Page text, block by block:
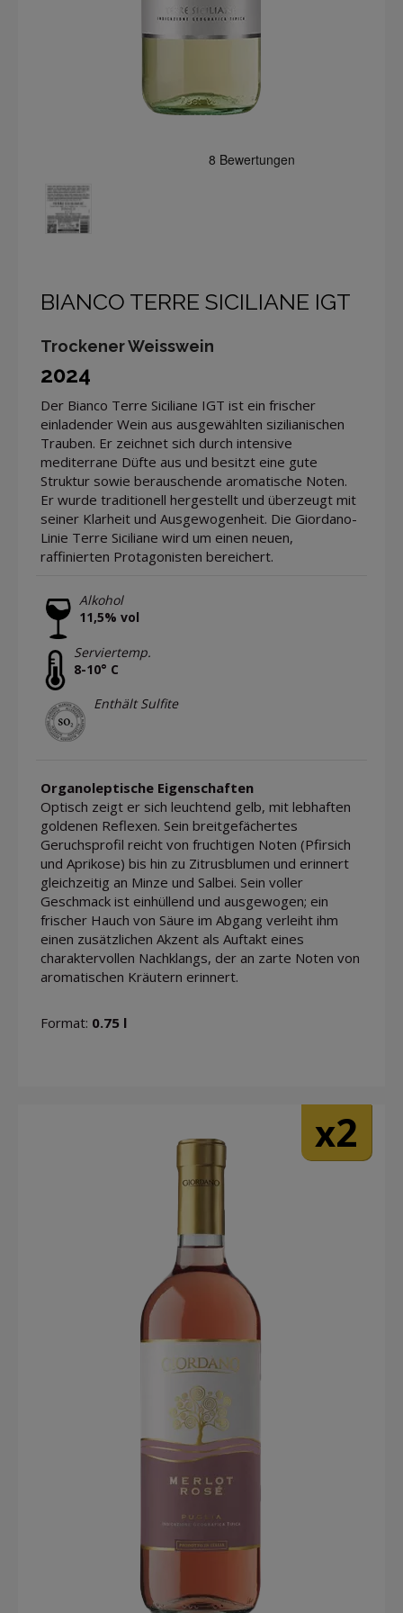
BIANCO TERRE SICILIANE IGT
Trockener Weisswein
2024
Der Bianco Terre Siciliane IGT ist ein frischer
einladender Wein aus ausgewählten sizilianischen
Trauben. Er zeichnet sich durch intensive
mediterrane Düfte aus und besitzt eine gute
Struktur sowie berauschende aromatische Noten.
Er wurde traditionell hergestellt und überzeugt mit
seiner Klarheit und Ausgewogenheit. Die Giordano-
Linie Terre Siciliane wird um einen neuen,
raffinierten Protagonisten bereichert.
Alkohol
11,5% vol
Serviertemp.
8-10° C
Enthält Sulfite
Organoleptische Eigenschaften
Optisch zeigt er sich leuchtend gelb, mit lebhaften
goldenen Reflexen. Sein breitgefächertes
Geruchsprofil reicht von fruchtigen Noten (Pfirsich
und Aprikose) bis hin zu Zitrusblumen und erinnert
gleichzeitig an Minze und Salbei. Sein voller
Geschmack ist einhüllend und ausgewogen; ein
frischer Hauch von Säure im Abgang verleiht ihm
einen zusätzlichen Akzent als Auftakt eines
charaktervollen Nachklangs, der an zarte Noten von
aromatischen Kräutern erinnert.
Format: 0.75 l
x2